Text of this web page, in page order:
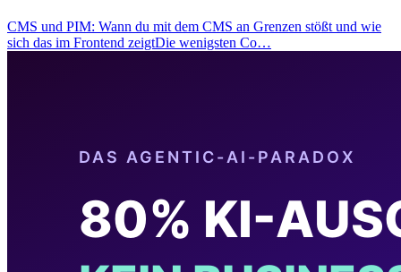
CMS und PIM: Wann du mit dem CMS an Grenzen stößt und wie
sich das im Frontend zeigtDie wenigsten Co…